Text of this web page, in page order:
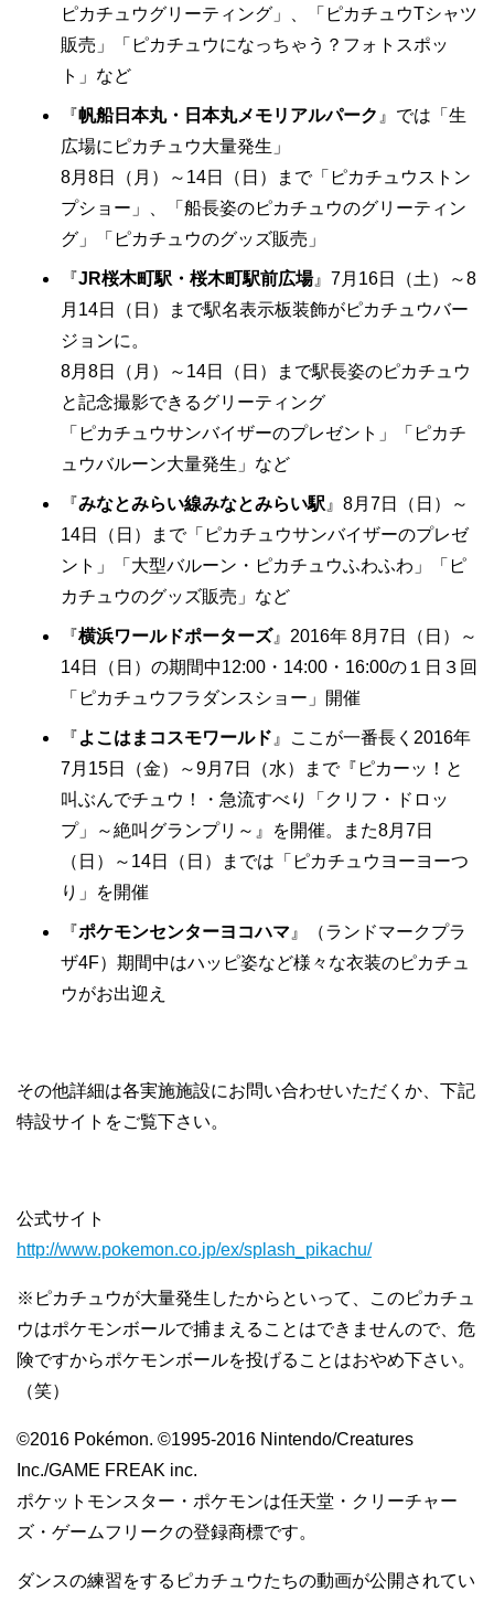
ピカチュウグリーティング」、「ピカチュウTシャツ
販売」「ピカチュウになっちゃう？フォトスポッ
ト」など
『帆船日本丸・日本丸メモリアルパーク 』では「生
広場にピカチュウ大量発生」
8月8日（月）～14日（日）まで「ピカチュウストン
プショー」、「船長姿のピカチュウのグリーティン
グ」「ピカチュウのグッズ販売」
『JR桜木町駅・桜木町駅前広場』7月16日（土）～8
月14日（日）まで駅名表示板装飾がピカチュウバー
ジョンに。
8月8日（月）～14日（日）まで駅長姿のピカチュウ
と記念撮影できるグリーティング
「ピカチュウサンバイザーのプレゼント」「ピカチ
ュウバルーン大量発生」など
『みなとみらい線みなとみらい駅 』8月7日（日）～
14日（日）まで「ピカチュウサンバイザーのプレゼ
ント」「大型バルーン・ピカチュウふわふわ」「ピ
カチュウのグッズ販売」など
『横浜ワールドポーターズ』2016年 8月7日（日）～
14日（日）の期間中12:00・14:00・16:00の１日３回
「ピカチュウフラダンスショー」開催
『よこはまコスモワールド 』ここが一番長く2016年
7月15日（金）～9月7日（水）まで『ピカーッ！と
叫ぶんでチュウ！・急流すべり「クリフ・ドロッ
プ」～絶叫グランプリ～』を開催。また8月7日
（日）～14日（日）までは「ピカチュウヨーヨーつ
り」を開催
『ポケモンセンターヨコハマ 』（ランドマークプラ
ザ4F）期間中はハッピ姿など様々な衣装のピカチュ
ウがお出迎え
その他詳細は各実施施設にお問い合わせいただくか、下記
特設サイトをご覧下さい。
公式サイト
http://www.pokemon.co.jp/ex/splash_pikachu/
※ピカチュウが大量発生したからといって、このピカチュ
ウはポケモンボールで捕まえることはできませんので、危
険ですからポケモンボールを投げることはおやめ下さい。
（笑）
©2016 Pokémon. ©1995-2016 Nintendo/Creatures
Inc./GAME FREAK inc.
ポケットモンスター・ポケモンは任天堂・クリーチャー
ズ・ゲームフリークの登録商標です。
ダンスの練習をするピカチュウたちの動画が公開されてい